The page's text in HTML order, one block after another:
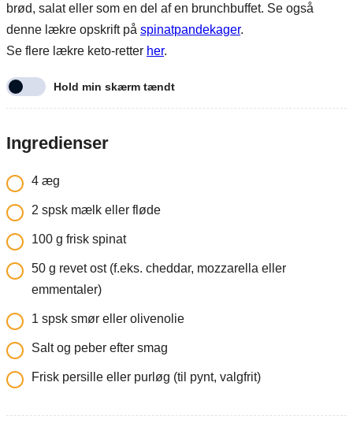
brød, salat eller som en del af en brunchbuffet. Se også
denne lækre opskrift på spinatpandekager.
Se flere lækre keto-retter her.
Hold min skærm tændt
Ingredienser
4 æg
2 spsk mælk eller fløde
100 g frisk spinat
50 g revet ost (f.eks. cheddar, mozzarella eller
emmentaler)
1 spsk smør eller olivenolie
Salt og peber efter smag
Frisk persille eller purløg (til pynt, valgfrit)